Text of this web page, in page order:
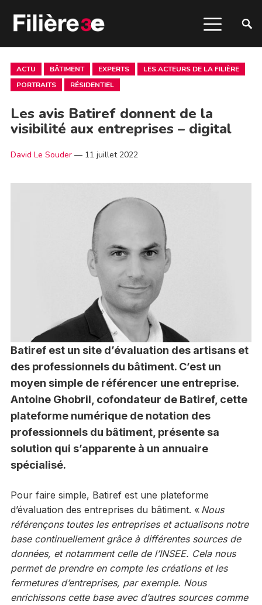
ACTU BÂTIMENT EXPERTS
LES ACTEURS DE LA FILIÈRE
PORTRAITS
RÉSIDENTIEL
Les avis Batiref donnent de la
visibilité aux entreprises – digital
David Le Souder— 11 juillet 2022
Batiref est un site d’évaluation des artisans et
des professionnels du bâtiment. C’est un
moyen simple de référencer une entreprise.
Antoine Ghobril, cofondateur de Batiref, cette
plateforme numérique de notation des
professionnels du bâtiment, présente sa
solution qui s’apparente à un annuaire
spécialisé.
Pour faire simple, Batiref est une plateforme
d’évaluation des entreprises du bâtiment. «Nous
référençons toutes les entreprises et actualisons notre
base continuellement grâce à différentes sources de
données, et notamment celle de l’INSEE. Cela nous
permet de prendre en compte les créations et les
fermetures d’entreprises, par exemple. Nous
enrichissons cette base avec d’autres sources comme